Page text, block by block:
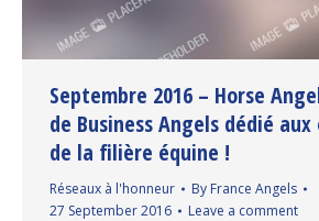
Septembre 2016 – Horse
de Business Angels dédié
de la filière équine !
Réseaux à l'honneur By France Angels
27 September 2016
Leave a comment